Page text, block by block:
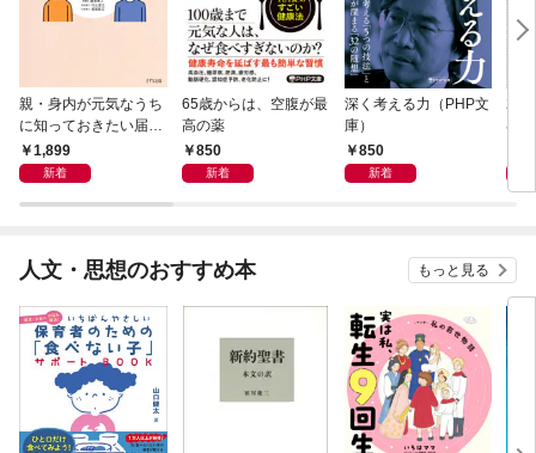
親・身内が元気なうち
に知っておきたい届
出・手続きの準備（き
ずな出版）
1,899
新着
65歳からは、空腹が最
高の薬
850
新着
深く考える力（PHP文
庫）
850
新着
20
界
人文・思想のおすすめ本 もっと見る